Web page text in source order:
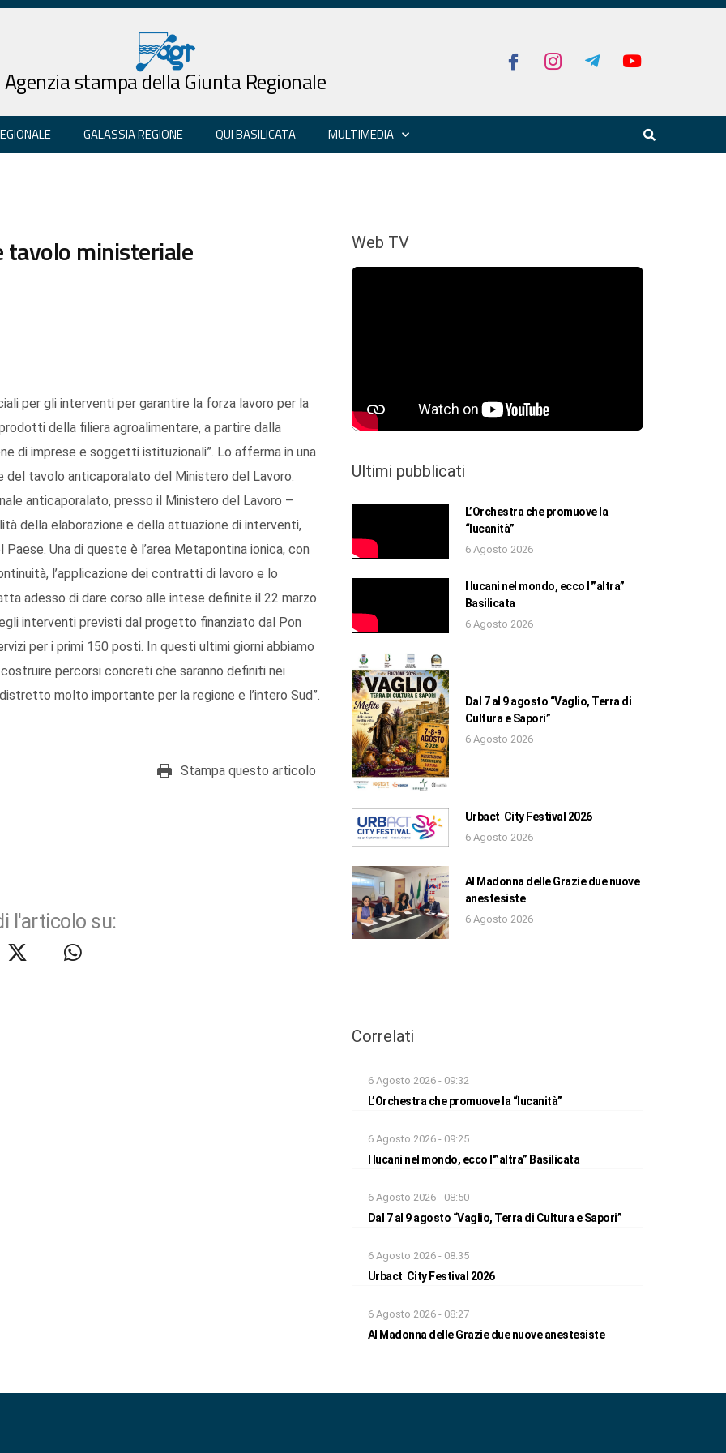
Agenzia stampa della Giunta Regionale
GALASSIA REGIONE QUI BASILICATA MULTIMEDIA
tavolo ministeriale
per gli interventi per garantire la forza lavoro per la
della filiera agroalimentare, a partire dalla
di imprese e soggetti istituzionali”. Lo afferma in una
tavolo anticaporalato del Ministero del Lavoro.
anticaporalato, presso il Ministero del Lavoro –
della elaborazione e della attuazione di interventi,
Una di queste è l’area Metapontina ionica, con
l’applicazione dei contratti di lavoro e lo
adesso di dare corso alle intese definite il 22 marzo
interventi previsti dal progetto finanziato dal Pon
per i primi 150 posti. In questi ultimi giorni abbiamo
percorsi concreti che saranno definiti nei
molto importante per la regione e l’intero Sud”.
Stampa questo articolo
l'articolo su:
Web TV
Ultimi pubblicati
L’Orchestra che promuove la
“lucanità”
6 Agosto 2026
I lucani nel mondo, ecco l'”altra”
Basilicata
6 Agosto 2026
Dal 7 al 9 agosto “Vaglio, Terra di
Cultura e Sapori”
6 Agosto 2026
Urbact City Festival 2026
6 Agosto 2026
Al Madonna delle Grazie due nuove
anestesiste
6 Agosto 2026
Correlati
6 Agosto 2026 - 09:32
L’Orchestra che promuove la “lucanità”
6 Agosto 2026 - 09:25
I lucani nel mondo, ecco l'”altra” Basilicata
6 Agosto 2026 - 08:50
Dal 7 al 9 agosto “Vaglio, Terra di Cultura e Sapori”
6 Agosto 2026 - 08:35
Urbact City Festival 2026
6 Agosto 2026 - 08:27
Al Madonna delle Grazie due nuove anestesiste